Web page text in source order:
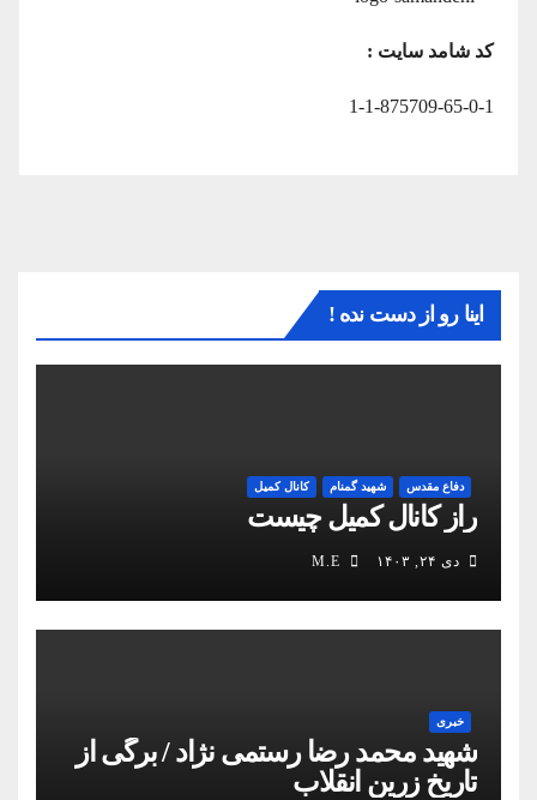
کد شامد سایت :
1-1-875709-65-0-1
اینا رو از دست نده !
دفاع مقدس شهید گمنام کانال کمیل
راز کانال کمیل چیست
دی ۲۴, ۱۴۰۳
خبری
شهید محمد رضا رستمی نژاد / برگی از
تاریخ زرین انقلاب